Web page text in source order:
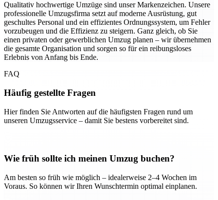
Qualitativ hochwertige Umzüge sind unser Markenzeichen. Unsere
professionelle Umzugsfirma setzt auf moderne Ausrüstung, gut
geschultes Personal und ein effizientes Ordnungssystem, um Fehler
vorzubeugen und die Effizienz zu steigern. Ganz gleich, ob Sie
einen privaten oder gewerblichen Umzug planen – wir übernehmen
die gesamte Organisation und sorgen so für ein reibungsloses
Erlebnis von Anfang bis Ende.
FAQ
Häufig gestellte Fragen
Hier finden Sie Antworten auf die häufigsten Fragen rund um
unseren Umzugsservice – damit Sie bestens vorbereitet sind.
Wie früh sollte ich meinen Umzug buchen?
Am besten so früh wie möglich – idealerweise 2–4 Wochen im
Voraus. So können wir Ihren Wunschtermin optimal einplanen.